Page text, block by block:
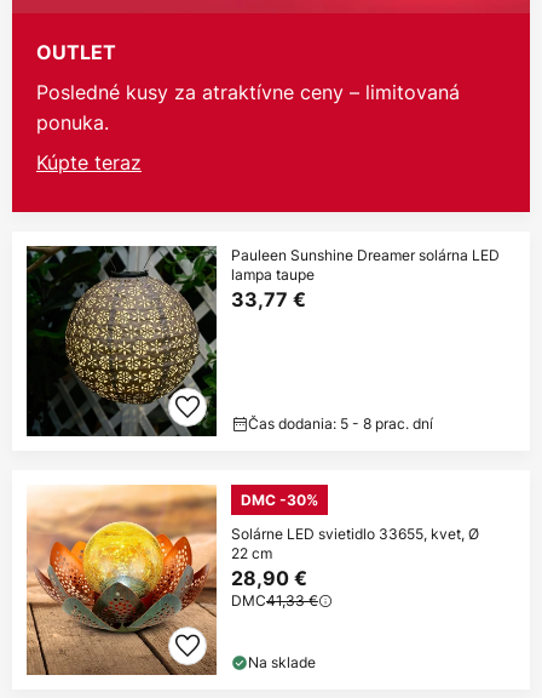
OUTLET
Posledné kusy za atraktívne ceny – limitovaná
ponuka.
Kúpte teraz
Pauleen Sunshine Dreamer solárna LED
lampa taupe
33,77 €
Čas dodania: 5 - 8 prac. dní
DMC -30%
Solárne LED svietidlo 33655, kvet, Ø
22 cm
28,90 €
DMC41,33 €
Na sklade